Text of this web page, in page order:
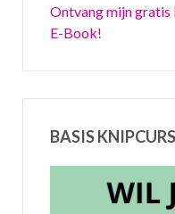
Ontvang mijn
E-Book!
BASIS